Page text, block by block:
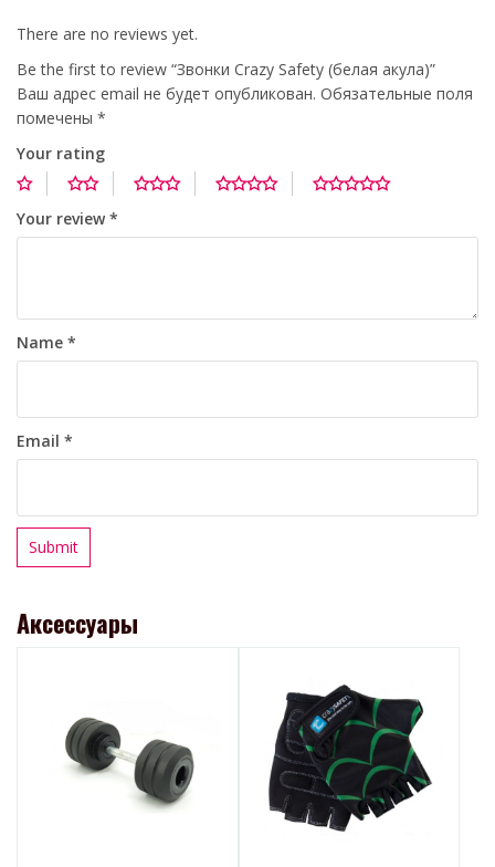
There are no reviews yet.
Be the first to review “Звонки Crazy Safety (белая акула)”
Ваш адрес email не будет опубликован. Обязательные поля
помечены *
Your rating
Your review *
Name *
Email *
Аксессуары